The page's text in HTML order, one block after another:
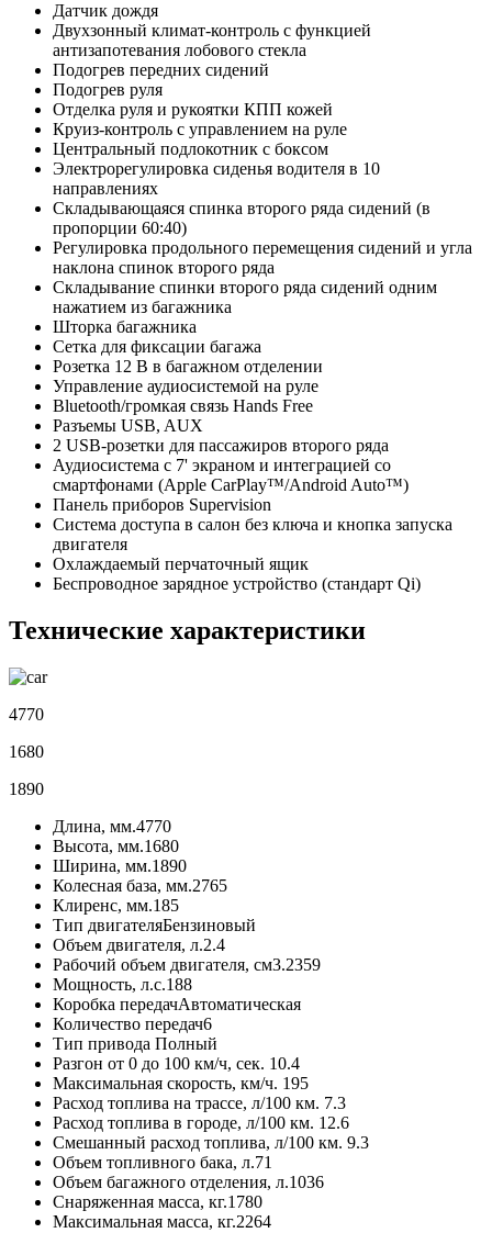
Датчик дождя
Двухзонный климат-контроль с функцией
антизапотевания лобового стекла
Подогрев передних сидений
Подогрев руля
Отделка руля и рукоятки КПП кожей
Круиз-контроль с управлением на руле
Центральный подлокотник с боксом
Электрорегулировка сиденья водителя в 10
направлениях
Складывающаяся спинка второго ряда сидений (в
пропорции 60:40)
Регулировка продольного перемещения сидений и угла
наклона спинок второго ряда
Складывание спинки второго ряда сидений одним
нажатием из багажника
Шторка багажника
Сетка для фиксации багажа
Розетка 12 В в багажном отделении
Управление аудиосистемой на руле
Bluetooth/громкая связь Hands Free
Разъемы USB, AUX
2 USB-розетки для пассажиров второго ряда
Аудиосистема с 7' экраном и интеграцией со
смартфонами (Apple CarPlay™/Android Auto™)
Панель приборов Supervision
Система доступа в салон без ключа и кнопка запуска
двигателя
Охлаждаемый перчаточный ящик
Беспроводное зарядное устройство (стандарт Qi)
Технические характеристики
4770
1680
1890
Длина, мм.4770
Высота, мм.1680
Ширина, мм.1890
Колесная база, мм.2765
Клиренс, мм.185
Тип двигателяБензиновый
Объем двигателя, л.2.4
Рабочий объем двигателя, см3.2359
Мощность, л.с.188
Коробка передачАвтоматическая
Количество передач6
Тип привода Полный
Разгон от 0 до 100 км/ч, сек. 10.4
Максимальная скорость, км/ч. 195
Расход топлива на трассе, л/100 км. 7.3
Расход топлива в городе, л/100 км. 12.6
Смешанный расход топлива, л/100 км. 9.3
Объем топливного бака, л.71
Объем багажного отделения, л.1036
Снаряженная масса, кг.1780
Максимальная масса, кг.2264